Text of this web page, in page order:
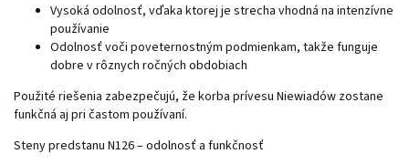
Vysoká odolnosť, vďaka ktorej je strecha vhodná na intenzívne
používanie
Odolnosť voči poveternostným podmienkam, takže funguje
dobre v rôznych ročných obdobiach
Použité riešenia zabezpečujú, že korba prívesu Niewiadów zostane
funkčná aj pri častom používaní.
Steny predstanu N126 – odolnosť a funkčnosť